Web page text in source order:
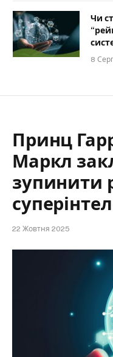
Чи
8
Принц
Маркл
зупинити
22 Жовтня 2025